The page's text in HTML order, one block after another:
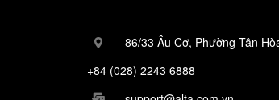
86/33 Âu Cơ, Phường Tân
+84 (028) 2243 6888